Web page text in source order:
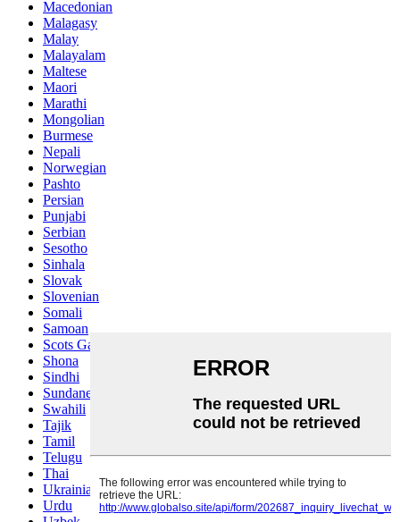
Macedonian
Malagasy
Malay
Malayalam
Maltese
Maori
Marathi
Mongolian
Burmese
Nepali
Norwegian
Pashto
Persian
Punjabi
Serbian
Sesotho
Sinhala
Slovak
Slovenian
Somali
Samoan
Scots Gaelic
Shona
Sindhi
Sundanese
Swahili
Tajik
Tamil
Telugu
Thai
Ukrainian
Urdu